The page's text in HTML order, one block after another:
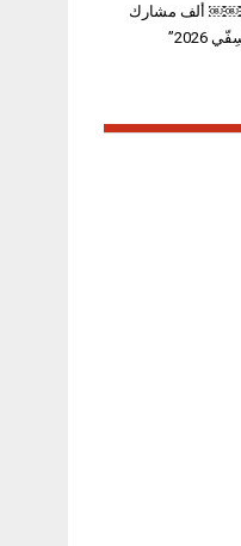
الأعمال 2026″ يسجّل ￼￼￼￼15,000￼￼￼￼ ألف مشارك